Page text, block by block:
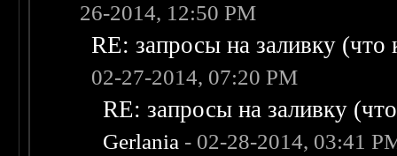
26-2014, 12:50 PM
RE: запросы на заливку
02-27-2014, 07:20 PM
RE: запросы на заливку
Gerlania - 02-28-2014, 03:41